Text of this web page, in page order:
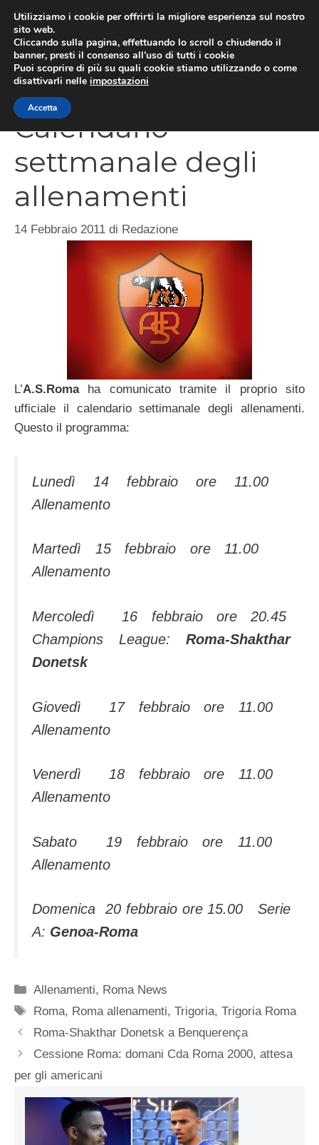
contenuto
Calendario
settmanale degli
allenamenti
14 Febbraio 2011 di Redazione
L’A.S.Roma ha comunicato tramite il proprio sito
ufficiale il calendario settimanale degli allenamenti.
Questo il programma:
Lunedì 14 febbraio ore 11.00
Allenamento
Martedì 15 febbraio ore 11.00
Allenamento
Mercoledì 16 febbraio ore 20.45
Champions League: Roma-Shakthar
Donetsk
Giovedì 17 febbraio ore 11.00
Allenamento
Venerdì 18 febbraio ore 11.00
Allenamento
Sabato 19 febbraio ore 11.00
Allenamento
Domenica 20 febbraio ore 15.00 Serie
A: Genoa-Roma
Categorie
Allenamenti, Roma News
Tag
Roma, Roma allenamenti,Trigoria,Trigoria Roma
Roma-Shakthar Donetsk a Benquerença
Cessione Roma: domani Cda Roma 2000, attesa
per gli americani
Utilizziamo i cookie per offrirti la migliore esperienza sul nostro
sito web.
Cliccando sulla pagina, effettuando lo scroll o chiudendo il
banner, presti il consenso all’uso di tutti i cookie
Puoi scoprire di più su quali cookie stiamo utilizzando o come
disattivarli nelle impostazioni
Accetta